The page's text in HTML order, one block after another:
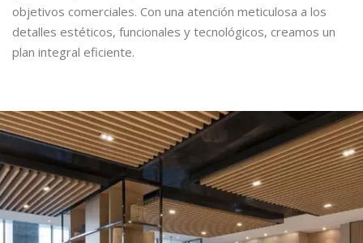
objetivos comerciales. Con una atención meticulosa a los
detalles estéticos, funcionales y tecnológicos, creamos un
plan integral eficiente.